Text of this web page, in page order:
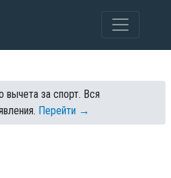
вычета за спорт. Вся
Перейти →